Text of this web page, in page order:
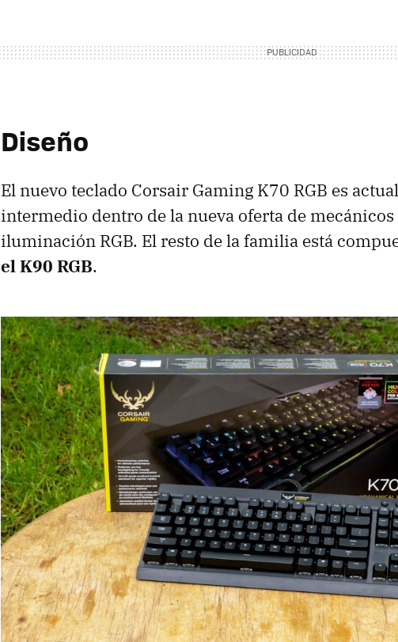
Diseño
El nuevo teclado Corsair Gaming K70 RGB es
intermedio dentro de la nueva oferta de
iluminación RGB. El resto de la familia está
el K90 RGB.